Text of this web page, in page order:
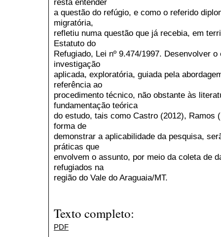
resta entender
a questão do refúgio, e como o referido
migratória,
refletiu numa questão que já recebia, em
Estatuto do
Refugiado, Lei nº 9.474/1997. Desenvolver
investigação
aplicada, exploratória, guiada pela
referência ao
procedimento técnico, não obstante às
fundamentação teórica
do estudo, tais como Castro (2012), Ramos
forma de
demonstrar a aplicabilidade da pesquisa,
práticas que
envolvem o assunto, por meio da coleta de
refugiados na
região do Vale do Araguaia/MT.
Texto completo:
PDF